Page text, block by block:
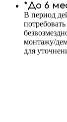
*До 6
В период
монтажу/
для